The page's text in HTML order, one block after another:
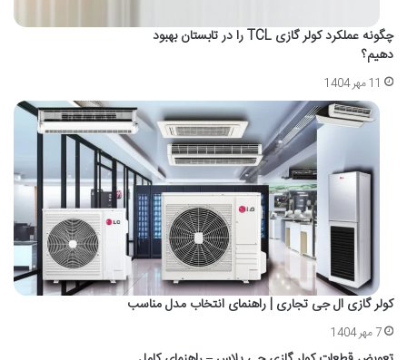
چگونه عملکرد کولر گازی TCL را در تابستان بهبود
دهیم؟
11 مهر 1404
کولر گازی ال جی تجاری | راهنمای انتخاب مدل مناسب
7 مهر 1404